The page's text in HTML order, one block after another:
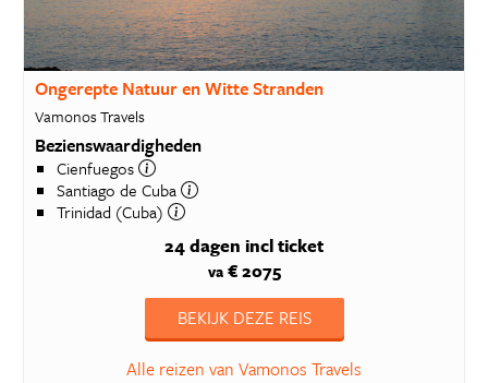
Ongerepte Natuur en Witte Stranden
Vamonos Travels
Bezienswaardigheden
Cienfuegos
Santiago de Cuba
Trinidad (Cuba)
24 dagen incl ticket
va€ 2075
BEKIJK DEZE REIS
Alle reizen van Vamonos Travels